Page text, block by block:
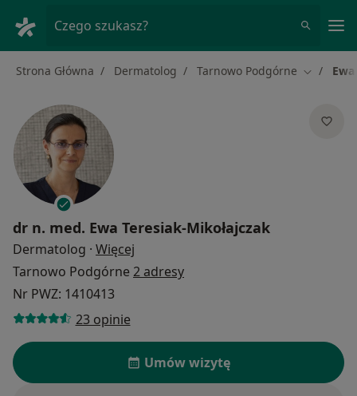
Czego szukasz?
Strona Główna Dermatolog Tarnowo Podgórne Zmień
dr n. med. Ewa Teresiak-Mikołajczak
Dermatolog · Więcej
Tarnowo Podgórne 2 adresy
Nr PWZ: 1410413
23 opinie
Umów wizytę